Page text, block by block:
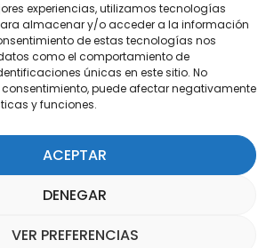
experiencias, utilizamos tecnologías
almacenar y/o acceder a la información
de estas tecnologías nos
como el comportamiento de
únicas en este sitio. No
consentimiento, puede afectar negativamente
y funciones.
ACEPTAR
DENEGAR
VER PREFERENCIAS
SUSCRÍBETE AQUÍ